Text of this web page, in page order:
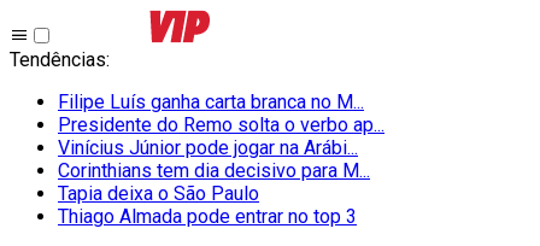
Tendências:
Filipe Luís ganha carta branca no M...
Presidente do Remo solta o verbo ap...
Vinícius Júnior pode jogar na Arábi...
Corinthians tem dia decisivo para M...
Tapia deixa o São Paulo
Thiago Almada pode entrar no top 3